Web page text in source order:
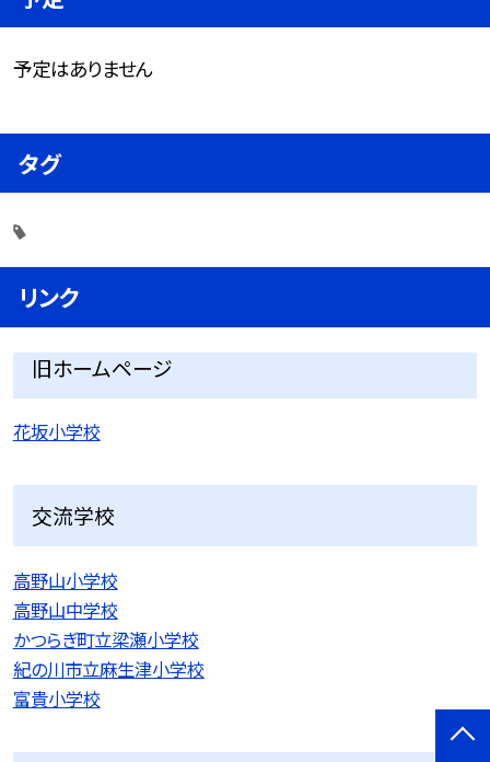
予定はありません
タグ
リンク
旧ホームページ
花坂小学校
交流学校
高野山小学校
高野山中学校
かつらぎ町立梁瀬小学校
紀の川市立麻生津小学校
富貴小学校